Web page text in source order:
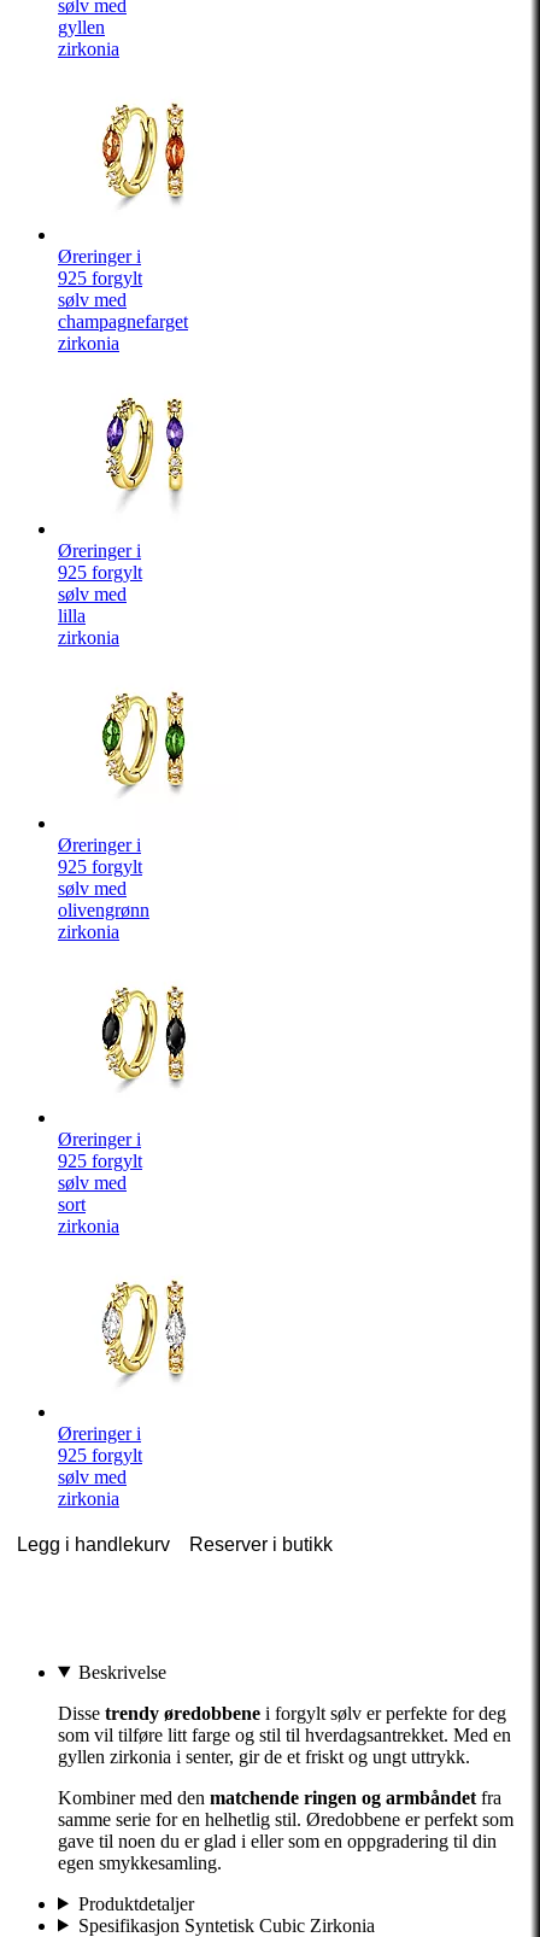
sølv med
gyllen
zirkonia
Øreringer i
925 forgylt
sølv med
champagnefarget
zirkonia
Øreringer i
925 forgylt
sølv med
lilla
zirkonia
Øreringer i
925 forgylt
sølv med
olivengrønn
zirkonia
Øreringer i
925 forgylt
sølv med
sort
zirkonia
Øreringer i
925 forgylt
sølv med
zirkonia
Legg i handlekurv Reserver i butikk
Beskrivelse
Disse trendy øredobbene i forgylt sølv er perfekte for deg
som vil tilføre litt farge og stil til hverdagsantrekket. Med en
gyllen zirkonia i senter, gir de et friskt og ungt uttrykk.
Kombiner med den matchende ringen og armbåndet fra
samme serie for en helhetlig stil. Øredobbene er perfekt som
gave til noen du er glad i eller som en oppgradering til din
egen smykkesamling.
Produktdetaljer
Spesifikasjon Syntetisk Cubic Zirkonia